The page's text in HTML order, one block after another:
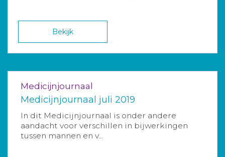
Bekijk
Medicijnjournaal
Medicijnjournaal juli 2019
In dit Medicijnjournaal is onder andere
aandacht voor verschillen in bijwerkingen
tussen mannen en v...